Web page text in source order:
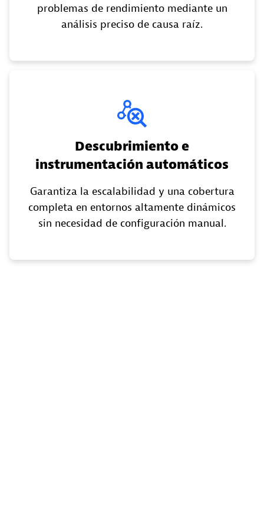
problemas de rendimiento mediante un
análisis preciso de causa raíz.
Descubrimiento e
instrumentación automáticos
Garantiza la escalabilidad y una cobertura
completa en entornos altamente dinámicos
sin necesidad de configuración manual.